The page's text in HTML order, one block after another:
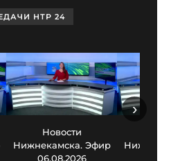
НТР 24
Новости
Нижнекамска. Эфир
06.08.2026
›